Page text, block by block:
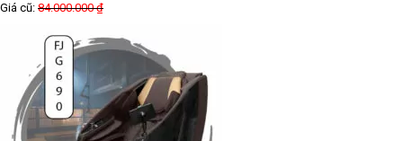
Giá cũ: 84.000.000₫